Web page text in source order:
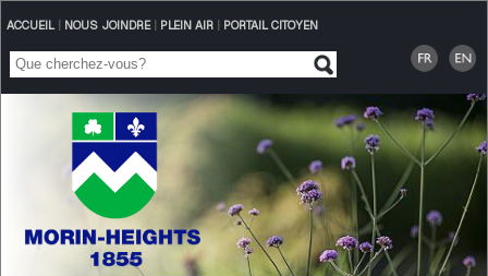
ACCUEIL| NOUS JOINDRE| PLEIN AIR| PORTAIL CITOYEN